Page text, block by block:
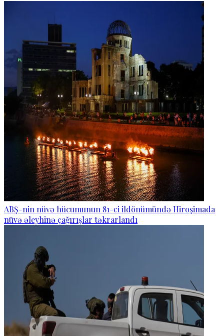
ABŞ-nin nüvə hücumunun 81-ci ildönümündə Hiroşimada
nüvə əleyhinə çağırışlar təkrarlandı